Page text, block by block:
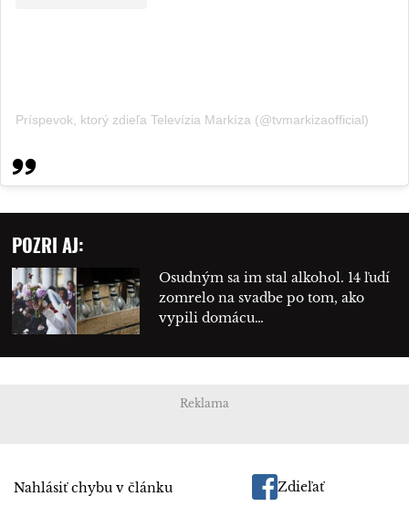
Príspevok, ktorý zdieľa Televízia Markíza (@tvmarkizaofficial)
POZRI AJ:
Osudným sa im stal alkohol. 14 ľudí
zomrelo na svadbe po tom, ako
vypili domácu…
Reklama
Nahlásiť chybu v článku Zdieľať